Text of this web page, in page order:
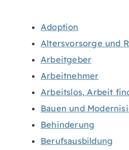
Adoption
Altersvorsorge und
Arbeitgeber
Arbeitnehmer
Arbeitslos, Arbeit
Bauen und
Behinderung
Berufsausbildung